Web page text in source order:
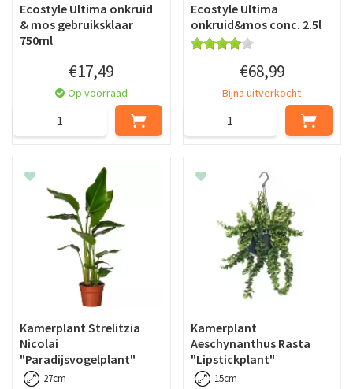
Ecostyle Ultima onkruid
& mos gebruiksklaar
750ml
€17,49
Op voorraad
Ecostyle Ultima
onkruid&mos conc. 2.5l
€68,99
Bijna uitverkocht
Kamerplant Strelitzia
Nicolai
"Paradijsvogelplant"
27cm
Kamerplant
Aeschynanthus Rasta
"Lipstickplant"
15cm